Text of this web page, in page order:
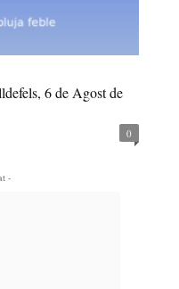
6 de Agost de
0
-